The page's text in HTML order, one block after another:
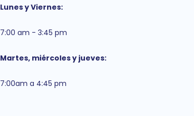
Lunes y Viernes:
7:00 am - 3:45 pm
Martes, miércoles y jueves:
7:00am a 4:45 pm